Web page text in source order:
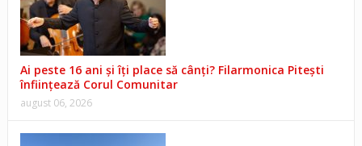
Ai peste 16 ani și îți place să cânți? Filarmonica Pitești
înființează Corul Comunitar
august 06, 2026